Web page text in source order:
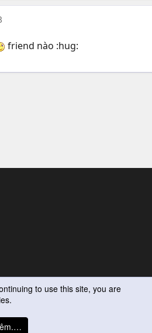
friend nào :hug:
to use this site, you are